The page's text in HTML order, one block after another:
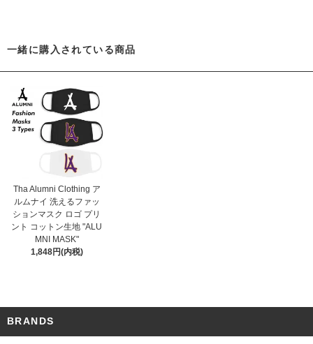
一緒に購入されている商品
Tha Alumni Clothing ア
ルムナイ 洗えるファッ
ションマスク ロゴ プリ
ント コットン生地 "ALU
MNI MASK"
1,848円(内税)
BRANDS